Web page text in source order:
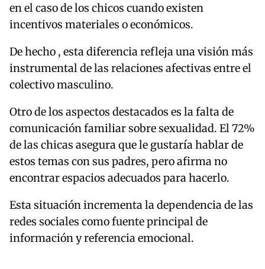
en el caso de los chicos cuando existen
incentivos materiales o económicos.
De hecho , esta diferencia refleja una visión más
instrumental de las relaciones afectivas entre el
colectivo masculino.
Otro de los aspectos destacados es la falta de
comunicación familiar sobre sexualidad. El 72%
de las chicas asegura que le gustaría hablar de
estos temas con sus padres, pero afirma no
encontrar espacios adecuados para hacerlo.
Esta situación incrementa la dependencia de las
redes sociales como fuente principal de
información y referencia emocional.